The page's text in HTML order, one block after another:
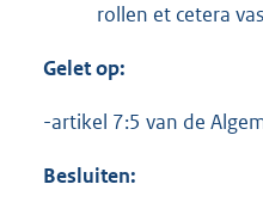
rollen et cetera
Geletop:
-artikel 7:5 van de
Besluiten: